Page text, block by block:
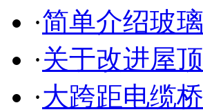
·简单介绍玻
·关于改进屋
·大跨距电缆